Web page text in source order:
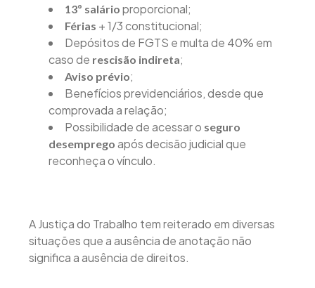
13º salário proporcional;
Férias + 1/3 constitucional;
Depósitos de FGTS e multa de 40% em
caso de rescisão indireta;
Aviso prévio;
Benefícios previdenciários, desde que
comprovada a relação;
Possibilidade de acessar o seguro
desemprego após decisão judicial que
reconheça o vínculo.
A Justiça do Trabalho tem reiterado em diversas
situações que a ausência de anotação não
significa a ausência de direitos.